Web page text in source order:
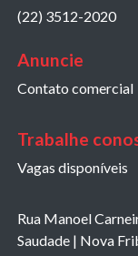
(22) 3512-2020
Anuncie
Contato comercial
Trabalhe
Vagas disponíveis
Rua Manoel
Saudade | Nova